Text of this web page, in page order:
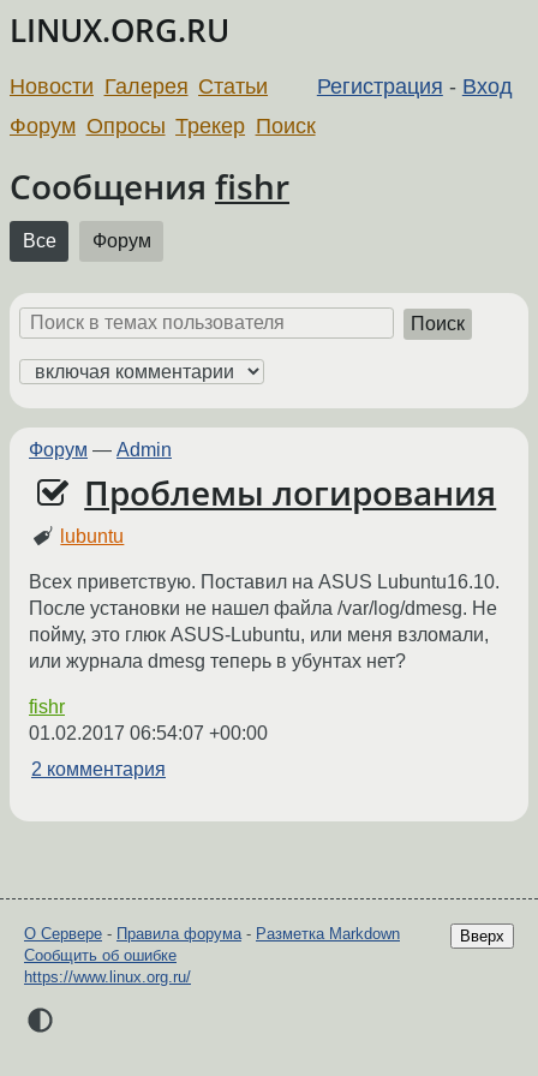
LINUX.ORG.RU
Регистрация - Вход
Новости Галерея Статьи
Форум Опросы Трекер Поиск
Сообщения fishr
Все Форум
Поиск
Форум — Admin
Проблемы логирования
lubuntu
Всех приветствую. Поставил на ASUS Lubuntu16.10.
После установки не нашел файла /var/log/dmesg. Не
пойму, это глюк ASUS-Lubuntu, или меня взломали,
или журнала dmesg теперь в убунтах нет?
fishr
01.02.2017 06:54:07 +00:00
2 комментария
Вверх
О Сервере - Правила форума - Разметка Markdown
Сообщить об ошибке
https://www.linux.org.ru/